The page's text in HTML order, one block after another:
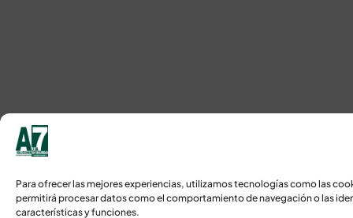
Para ofrecer las mejores experiencias, utilizamos tecnologías como las
permitirá procesar datos como el comportamiento de navegación o las
características y funciones.